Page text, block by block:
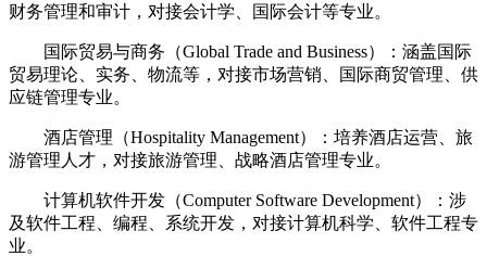
财务管理和审计，对接会计学、国际会计等专业。
国际贸易与商务（Global Trade and Business）：涵盖国际
贸易理论、实务、物流等，对接市场营销、国际商贸管理、供
应链管理专业。
酒店管理（Hospitality Management）：培养酒店运营、旅
游管理人才，对接旅游管理、战略酒店管理专业。
计算机软件开发（Computer Software Development）：涉
及软件工程、编程、系统开发，对接计算机科学、软件工程专
业。